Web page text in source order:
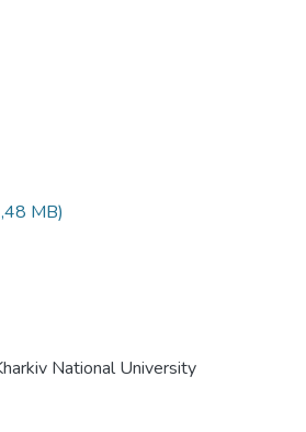
MB)
National University